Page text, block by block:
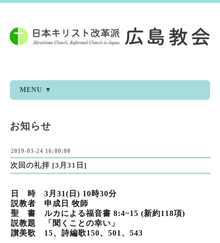
MENU ▼
お知らせ
2019-03-24 16:00:00
次回の礼拝 [3月31日]
日 時 3月31(日) 10時30分
説教者 申成日 牧師
聖 書 ルカによる福音書 8:4~15 (新約118項)
説教題
「聞くことの幸い」
讃美歌 15、詩編歌150、501 、543